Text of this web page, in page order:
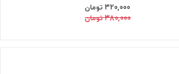
320,000 تومان
380,000 تومان